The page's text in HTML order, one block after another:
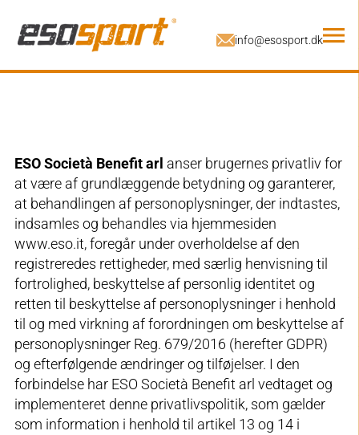
ESO Società Benefit arl anser brugernes privatliv for
at være af grundlæggende betydning og garanterer,
at behandlingen af personoplysninger, der indtastes,
indsamles og behandles via hjemmesiden
www.eso.it, foregår under overholdelse af den
registreredes rettigheder, med særlig henvisning til
fortrolighed, beskyttelse af personlig identitet og
retten til beskyttelse af personoplysninger i henhold
til og med virkning af forordningen om beskyttelse af
personoplysninger Reg. 679/2016 (herefter GDPR)
og efterfølgende ændringer og tilføjelser. I den
forbindelse har ESO Società Benefit arl vedtaget og
implementeret denne privatlivspolitik, som gælder
som information i henhold til artikel 13 og 14 i